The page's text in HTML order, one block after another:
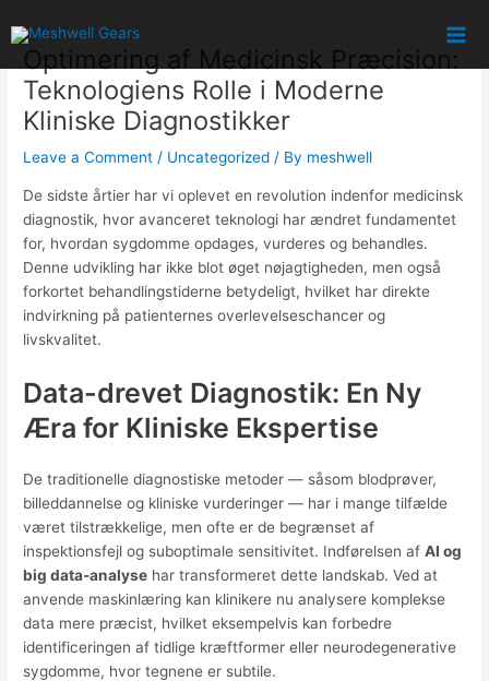
contentOptimering af Medicinsk Præcision:
Teknologiens Rolle i Moderne
Kliniske Diagnostikker
Leave a Comment / Uncategorized / By meshwell
De sidste årtier har vi oplevet en revolution indenfor medicinsk
diagnostik, hvor avanceret teknologi har ændret fundamentet
for, hvordan sygdomme opdages, vurderes og behandles.
Denne udvikling har ikke blot øget nøjagtigheden, men også
forkortet behandlingstiderne betydeligt, hvilket har direkte
indvirkning på patienternes overlevelseschancer og
livskvalitet.
Data-drevet Diagnostik: En Ny
Æra for Kliniske Ekspertise
De traditionelle diagnostiske metoder — såsom blodprøver,
billeddannelse og kliniske vurderinger — har i mange tilfælde
været tilstrækkelige, men ofte er de begrænset af
inspektionsfejl og suboptimale sensitivitet. Indførelsen afAI og
big data-analyse har transformeret dette landskab. Ved at
anvende maskinlæring kan klinikere nu analysere komplekse
data mere præcist, hvilket eksempelvis kan forbedre
identificeringen af tidlige kræftformer eller neurodegenerative
sygdomme, hvor tegnene er subtile.
navigation